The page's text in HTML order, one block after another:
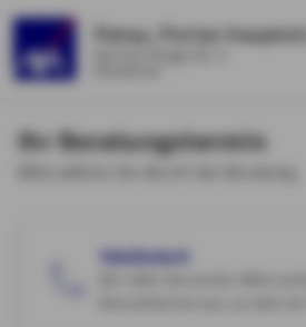
Flatau, Florian Hauptsitz
Ihr Beratungstermin
Telefonisch